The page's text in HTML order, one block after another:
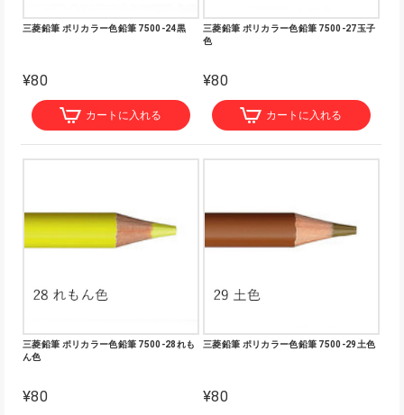
三菱鉛筆 ポリカラー色鉛筆 7500-24黒
¥80
カートに入れる
三菱鉛筆 ポリカラー色鉛筆 7500-27玉子
色
¥80
カートに入れる
三菱鉛筆 ポリカラー色鉛筆 7500-28れも
ん色
¥80
三菱鉛筆 ポリカラー色鉛筆 7500-29土色
¥80